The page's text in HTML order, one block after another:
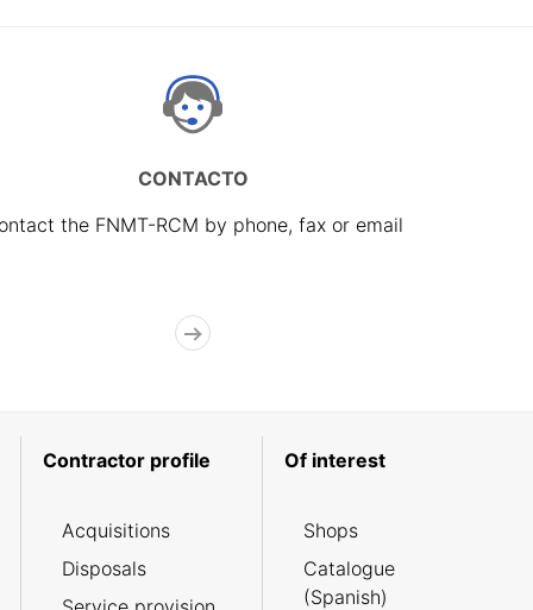
CONTACTO
the FNMT-RCM by phone, fax or email
Contractor profile
Acquisitions
Disposals
Of interest
Shops
Catalogue
(Spanish)